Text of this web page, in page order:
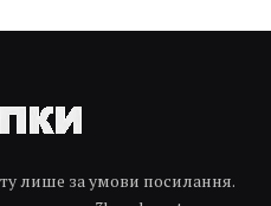
лише за умови посилання.